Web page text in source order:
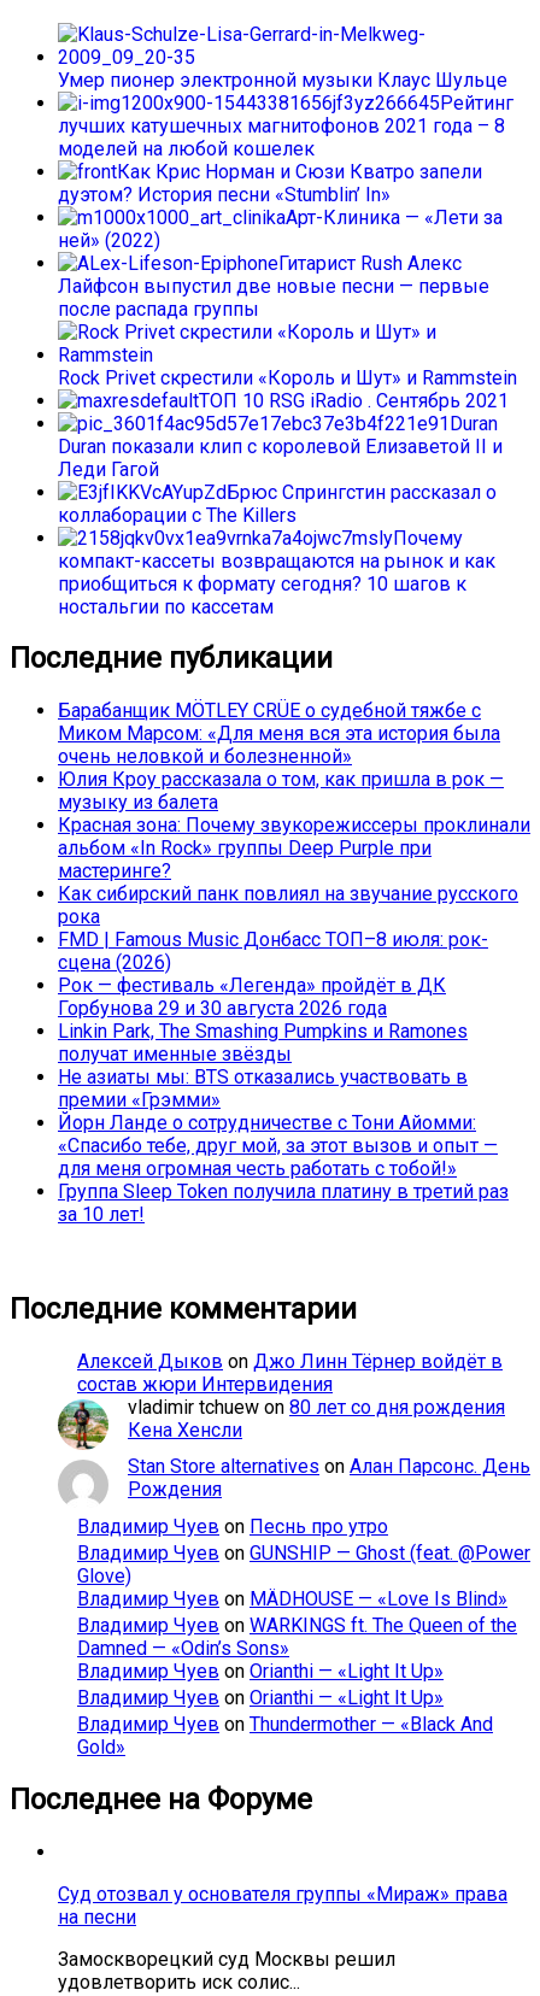
Умер пионер электронной музыки Клаус Шульце
Рейтинг
лучших катушечных магнитофонов 2021 года – 8
моделей на любой кошелек
Как Крис Норман и Сюзи Кватро запели
дуэтом? История песни «Stumblin’ In»
Арт-Клиника — «Лети за
ней» (2022)
Гитарист Rush Алекс
Лайфсон выпустил две новые песни — первые
после распада группы
Rock Privet скрестили «Король и Шут» и Rammstein
ТОП 10 RSG iRadio . Сентябрь 2021
Duran
Duran показали клип с королевой Елизаветой II и
Леди Гагой
Брюс Спрингстин рассказал о
коллаборации с The Killers
Почему
компакт-кассеты возвращаются на рынок и как
приобщиться к формату сегодня? 10 шагов к
ностальгии по кассетам
Последние публикации
Барабанщик MÖTLEY CRÜE о судебной тяжбе с
Миком Марсом: «Для меня вся эта история была
очень неловкой и болезненной»
Юлия Кроу рассказала о том, как пришла в рок —
музыку из балета
Красная зона: Почему звукорежиссеры проклинали
альбом «In Rock» группы Deep Purple при
мастеринге?
Как сибирский панк повлиял на звучание русского
рока
FMD | Famous Music Донбасс ТОП–8 июля: рок-
сцена (2026)
Рок — фестиваль «Легенда» пройдёт в ДК
Горбунова 29 и 30 августа 2026 года
Linkin Park, The Smashing Pumpkins и Ramones
получат именные звёзды
Не азиаты мы: BTS отказались участвовать в
премии «Грэмми»
Йорн Ланде о сотрудничестве с Тони Айомми:
«Спасибо тебе, друг мой, за этот вызов и опыт —
для меня огромная честь работать с тобой!»
Группа Sleep Token получила платину в третий раз
за 10 лет!
Последние комментарии
Алексей Дыков on Джо Линн Тёрнер войдёт в
состав жюри Интервидения
vladimir tchuew on 80 лет со дня рождения
Кена Хенсли
Stan Store alternatives on Алан Парсонс. День
Рождения
Владимир Чуев on Песнь про утро
Владимир Чуев on GUNSHIP — Ghost (feat. @Power
Glove)
Владимир Чуев on MÄDHOUSE — «Love Is Blind»
Владимир Чуев on WARKINGS ft. The Queen of the
Damned — «Odin’s Sons»
Владимир Чуев on Orianthi — «Light It Up»
Владимир Чуев on Orianthi — «Light It Up»
Владимир Чуев on Thundermother — «Black And
Gold»
Последнее на Форуме
Суд отозвал у основателя группы «Мираж» права
на песни
Замоскворецкий суд Москвы решил
удовлетворить иск солис...